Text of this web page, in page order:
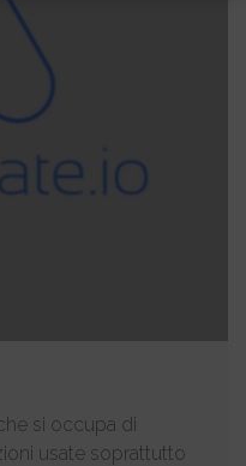
si occupa di
usate soprattutto